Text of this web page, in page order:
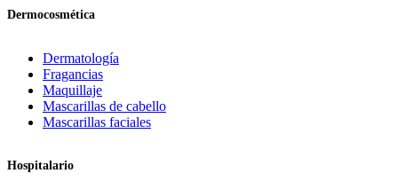
Dermocosmética
Dermatología
Fragancias
Maquillaje
Mascarillas de cabello
Mascarillas faciales
Hospitalario